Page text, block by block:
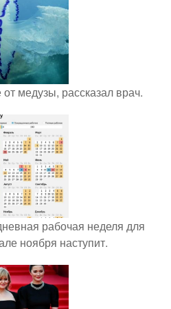
медузы, рассказал врач.
рабочая неделя для
ноября наступит.